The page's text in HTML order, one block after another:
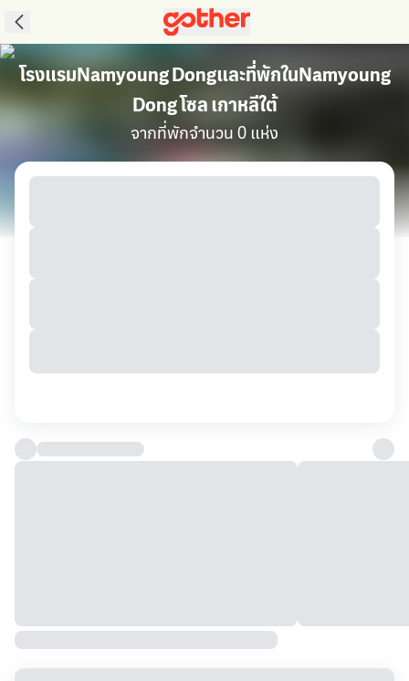
โรงแรมNamyoung Dongและที่พักในNamyoung
Dong โซล เกาหลีใต้
จากที่พักจำนวน 0 แห่ง